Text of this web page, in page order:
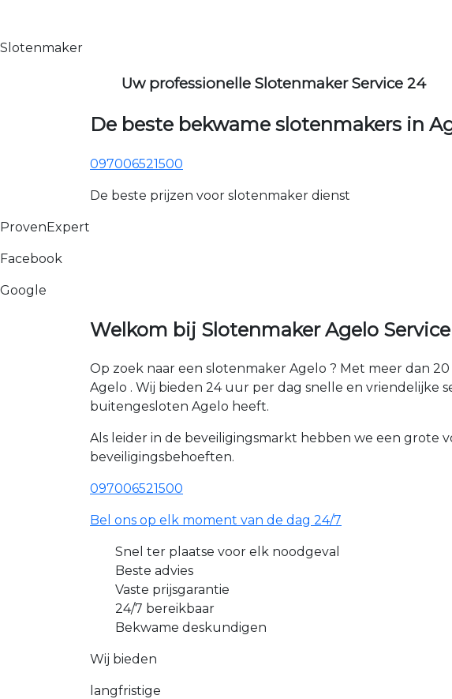
Slotenmaker
Uw professionelle Slotenmaker Service 24
De beste bekwame slotenmakers in
097006521500
De beste prijzen voor slotenmaker dienst
ProvenExpert
Facebook
Google
Welkom bij Slotenmaker Agelo
Op zoek naar een slotenmaker Agelo ? Met meer dan
Agelo . Wij bieden 24 uur per dag snelle en vriendelijke
buitengesloten Agelo heeft.
Als leider in de beveiligingsmarkt hebben we een grote
beveiligingsbehoeften.
097006521500
Bel ons op elk moment van de dag 24/7
Snel ter plaatse voor elk noodgeval
Beste advies
Vaste prijsgarantie
24/7 bereikbaar
Bekwame deskundigen
Wij bieden
langfristige